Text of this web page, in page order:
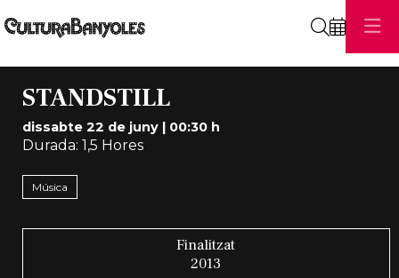
STANDSTILL
dissabte 22 de juny| 00:30 h
Durada: 1,5 Hores
Música
Finalitzat
2013